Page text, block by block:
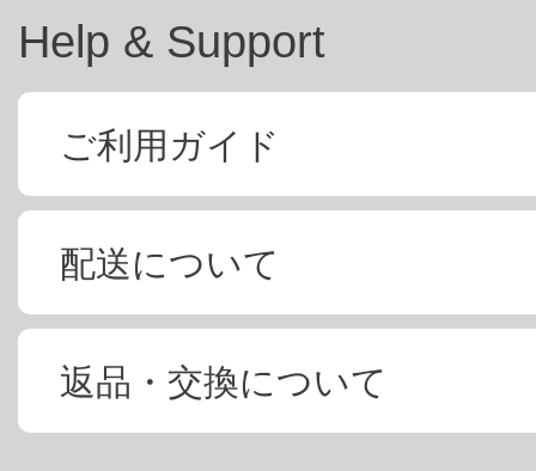
Help & Support
ご利用ガイド
配送について
返品・交換について